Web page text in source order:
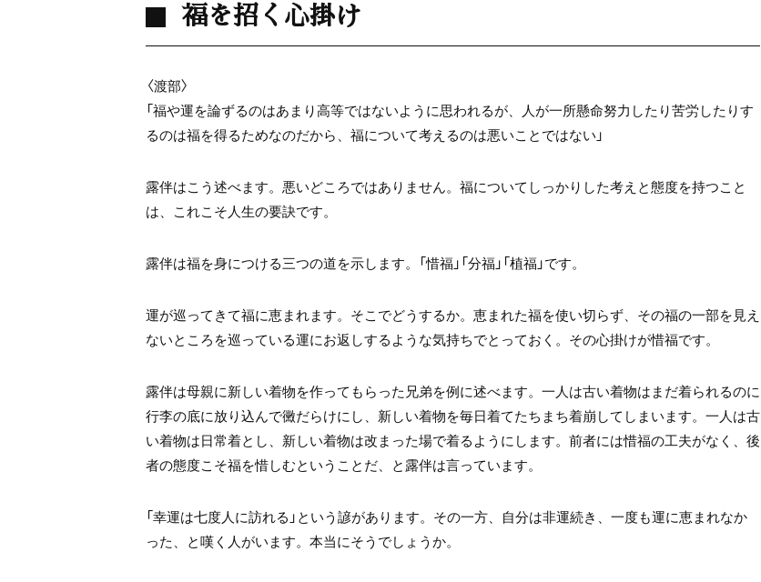
福を招く心掛け
〈渡部〉
「福や運を論ずるのはあまり高等ではないように思われるが、人が一所懸命努力したり苦労したりす
るのは福を得るためなのだから、福について考えるのは悪いことではない」
露伴はこう述べます。悪いどころではありません。福についてしっかりした考えと態度を持つこと
は、これこそ人生の要訣です。
露伴は福を身につける三つの道を示します。「惜福」「分福」「植福」です。
運が巡ってきて福に恵まれます。そこでどうするか。恵まれた福を使い切らず、その福の一部を見え
ないところを巡っている運にお返しするような気持ちでとっておく。その心掛けが惜福です。
露伴は母親に新しい着物を作ってもらった兄弟を例に述べます。一人は古い着物はまだ着られるのに
行李の底に放り込んで黴だらけにし、新しい着物を毎日着てたちまち着崩してしまいます。一人は古
い着物は日常着とし、新しい着物は改まった場で着るようにします。前者には惜福の工夫がなく、後
者の態度こそ福を惜しむということだ、と露伴は言っています。
「幸運は七度人に訪れる」という諺があります。その一方、自分は非運続き、一度も運に恵まれなか
った、と嘆く人がいます。本当にそうでしょうか。